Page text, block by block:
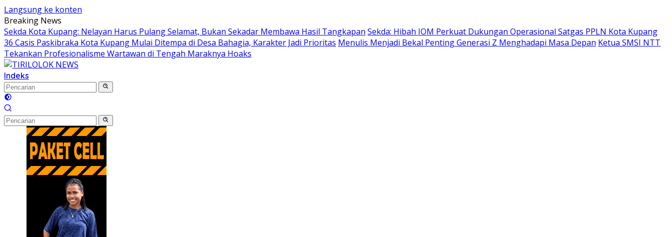
Langsung ke konten
Breaking News
Sekda Kota Kupang: Nelayan Harus Pulang Selamat, Bukan Sekadar Membawa Hasil Tangkapan Sekda: Hibah IOM Perkuat Dukungan Operasional Satgas PPLN Kota Kupang
36 Casis Paskibraka Kota Kupang Mulai Ditempa di Desa Bahagia, Karakter Jadi Prioritas Menulis Menjadi Bekal Penting Generasi Z Menghadapi Masa Depan Ketua SMSI NTT
Tekankan Profesionalisme Wartawan di Tengah Maraknya Hoaks
Indeks